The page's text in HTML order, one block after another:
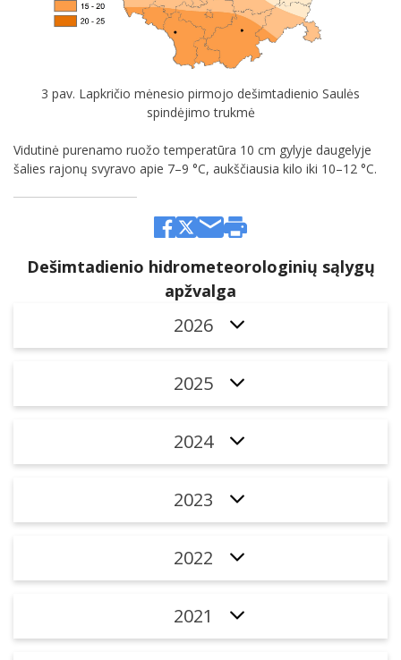
Dešimtadienio hidrometeorologinių sąlygų
apžvalga
2026
2025
2024
2023
2022
2021
3 pav. Lapkričio mėnesio pirmojo dešimtadienio Saulės
spindėjimo trukmė
Vidutinė purenamo ruožo temperatūra 10 cm gylyje daugelyje
šalies rajonų svyravo apie 7–9 °C, aukščiausia kilo iki 10–12 °C.